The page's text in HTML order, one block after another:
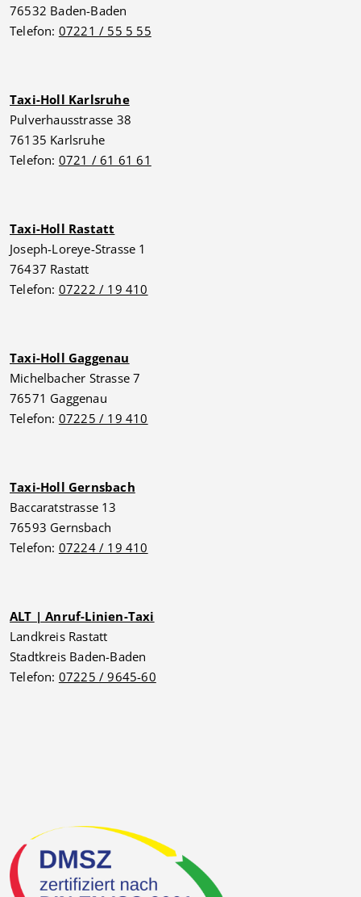
76532 Baden-Baden
Telefon: 07221 / 55 5 55
Taxi-Holl Karlsruhe
Pulverhausstrasse 38
76135 Karlsruhe
Telefon: 0721 / 61 61 61
Taxi-Holl Rastatt
Joseph-Loreye-Strasse 1
76437 Rastatt
Telefon: 07222 / 19 410
Taxi-Holl Gaggenau
Michelbacher Strasse 7
76571 Gaggenau
Telefon: 07225 / 19 410
Taxi-Holl Gernsbach
Baccaratstrasse 13
76593 Gernsbach
Telefon: 07224 / 19 410
ALT | Anruf-Linien-Taxi
Landkreis Rastatt
Stadtkreis Baden-Baden
Telefon: 07225 / 9645-60